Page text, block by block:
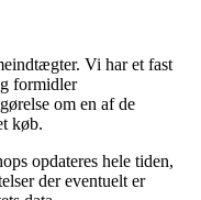
Vi har et fast
formidler
om en af de
køb.
opdateres hele tiden,
der eventuelt er